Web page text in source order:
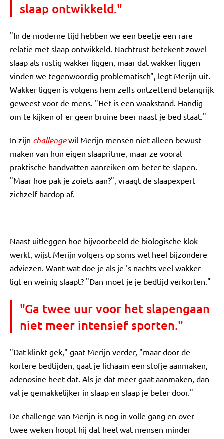
slaap ontwikkeld."
"In de moderne tijd hebben we een beetje een rare
relatie met slaap ontwikkeld. Nachtrust betekent zowel
slaap als rustig wakker liggen, maar dat wakker liggen
vinden we tegenwoordig problematisch", legt Merijn uit.
Wakker liggen is volgens hem zelfs ontzettend belangrijk
geweest voor de mens. "Het is een waakstand. Handig
om te kijken of er geen bruine beer naast je bed staat."
In zijn challenge wil Merijn mensen niet alleen bewust
maken van hun eigen slaapritme, maar ze vooral
praktische handvatten aanreiken om beter te slapen.
"Maar hoe pak je zoiets aan?", vraagt de slaapexpert
zichzelf hardop af.
Naast uitleggen hoe bijvoorbeeld de biologische klok
werkt, wijst Merijn volgers op soms wel heel bijzondere
adviezen. Want wat doe je als je 's nachts veel wakker
ligt en weinig slaapt? "Dan moet je je bedtijd verkorten."
"Ga twee uur voor het slapengaan
niet meer intensief sporten."
"Dat klinkt gek," gaat Merijn verder, "maar door de
kortere bedtijden, gaat je lichaam een stofje aanmaken,
adenosine heet dat. Als je dat meer gaat aanmaken, dan
val je gemakkelijker in slaap en slaap je beter door."
De challenge van Merijn is nog in volle gang en over
twee weken hoopt hij dat heel wat mensen minder